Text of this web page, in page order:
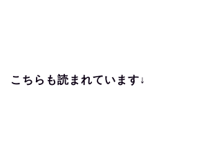
こちらも読まれています↓